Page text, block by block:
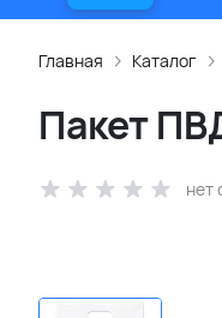
Главная Каталог
Пакет
нет